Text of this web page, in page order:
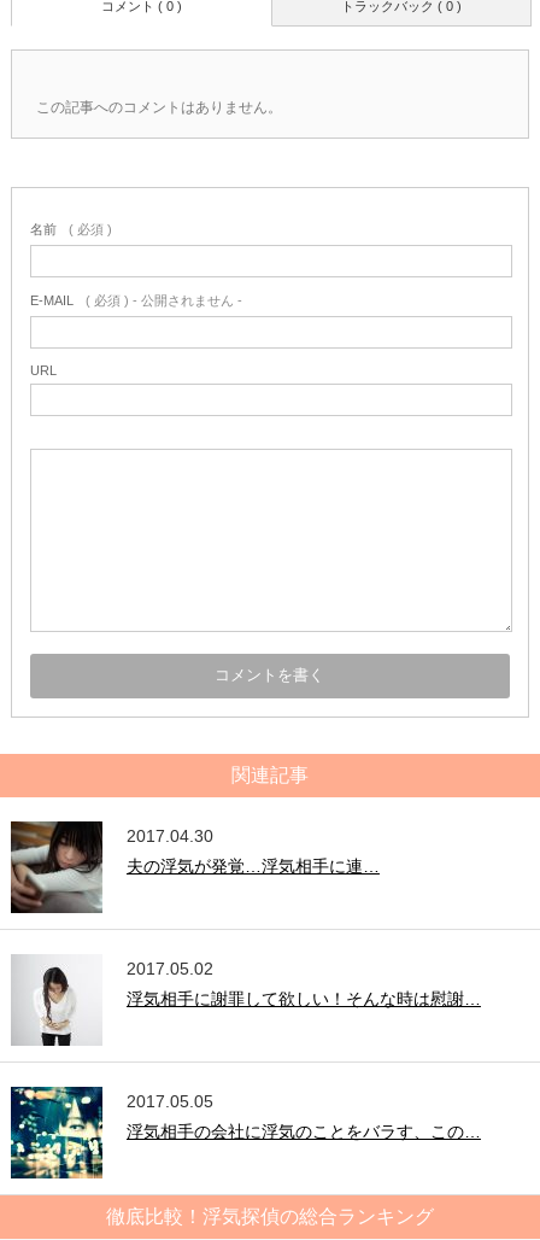
トラックバック ( 0 )
コメント ( 0 )
この記事へのコメントはありません。
名前 ( 必須 )
E-MAIL ( 必須 ) - 公開されません -
URL
関連記事
2017.04.30
夫の浮気が発覚…浮気相手に連…
2017.05.02
浮気相手に謝罪して欲しい！そんな時は慰謝…
2017.05.05
浮気相手の会社に浮気のことをバラす、この…
徹底比較！浮気探偵の総合ランキング